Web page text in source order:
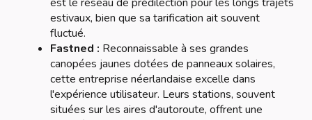
estivaux, bien que sa tarification ait souvent
fluctué.
Fastned : Reconnaissable à ses grandes
canopées jaunes dotées de panneaux solaires,
cette entreprise néerlandaise excelle dans
l'expérience utilisateur. Leurs stations, souvent
situées sur les aires d'autoroute, offrent une